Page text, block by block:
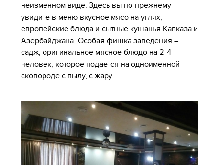
неизменном виде. Здесь вы по-прежнему
увидите в меню вкусное мясо на углях,
европейские блюда и сытные кушанья Кавказа и
Азербайджана. Особая фишка заведения –
садж, оригинальное мясное блюдо на 2-4
человек, которое подается на одноименной
сковороде с пылу, с жару.